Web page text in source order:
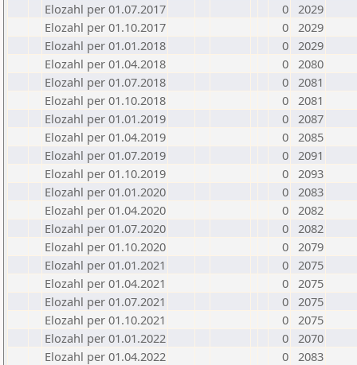
Elozahl per 01.07.2017
0 2029
Elozahl per 01.10.2017
0 2029
Elozahl per 01.01.2018
0 2029
Elozahl per 01.04.2018
0 2080
Elozahl per 01.07.2018
0 2081
Elozahl per 01.10.2018
0 2081
Elozahl per 01.01.2019
0 2087
Elozahl per 01.04.2019
0 2085
Elozahl per 01.07.2019
0 2091
Elozahl per 01.10.2019
0 2093
Elozahl per 01.01.2020
0 2083
Elozahl per 01.04.2020
0 2082
Elozahl per 01.07.2020
0 2082
Elozahl per 01.10.2020
0 2079
Elozahl per 01.01.2021
0 2075
Elozahl per 01.04.2021
0 2075
Elozahl per 01.07.2021
0 2075
Elozahl per 01.10.2021
0 2075
Elozahl per 01.01.2022
0 2070
Elozahl per 01.04.2022
0 2083